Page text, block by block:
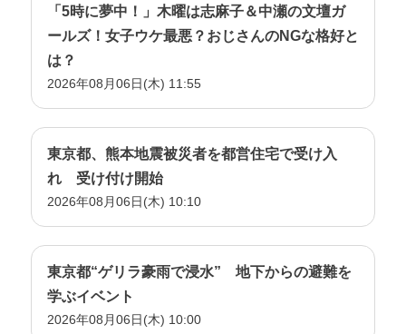
「5時に夢中！」木曜は志麻子＆中瀬の文壇ガ
ールズ！女子ウケ最悪？おじさんのNGな格好と
は？
2026年08月06日(木) 11:55
東京都、熊本地震被災者を都営住宅で受け入
れ 受け付け開始
2026年08月06日(木) 10:10
東京都“ゲリラ豪雨で浸水” 地下からの避難を
学ぶイベント
2026年08月06日(木) 10:00